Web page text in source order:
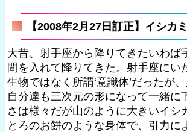
【2008年2月27日訂正】イシカミ
大昔、射手座から降りてきたいわば
間を入れて降りてきた。射手座にい
生物ではなく所謂‘意識体’だったが
自分達も三次元の形になって一緒に
さは様々だが山のように大きいイシ
とろのお餅のような身体で、引力に